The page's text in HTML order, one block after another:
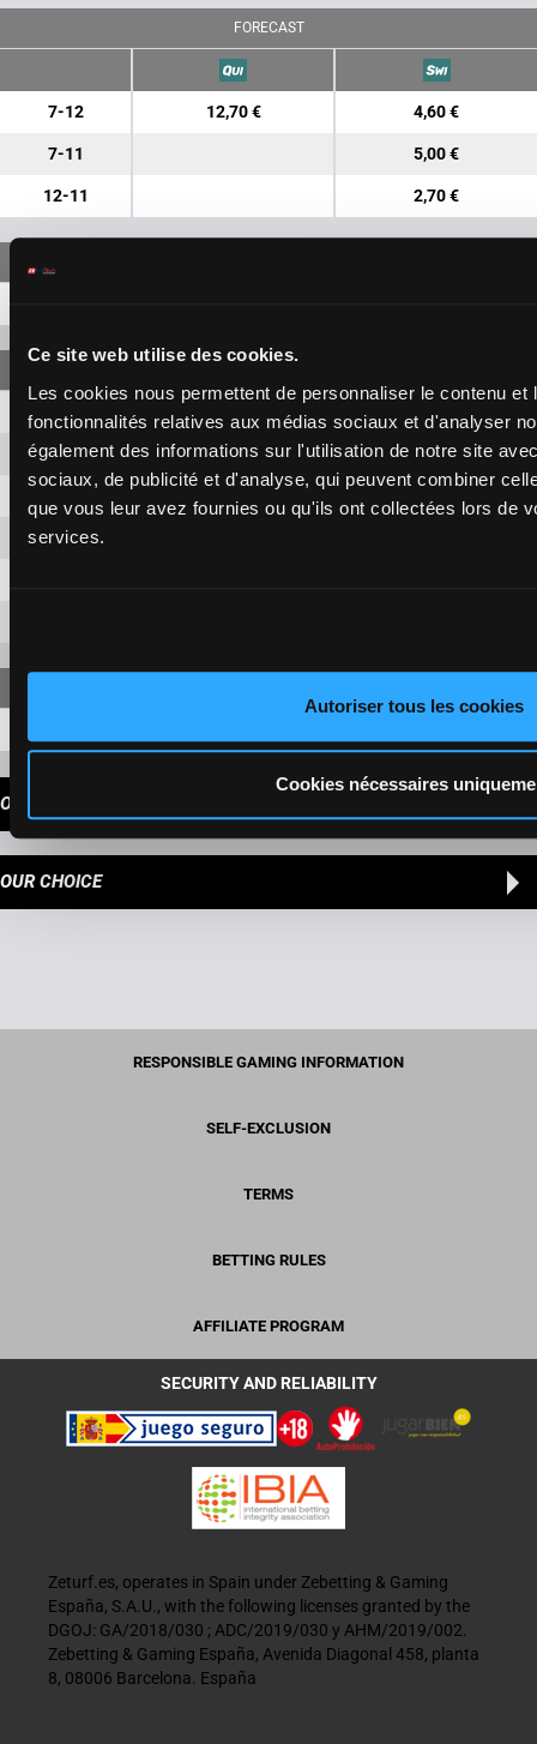
Ce site web utilise des cookies.
Les cookies nous permettent de personnaliser le contenu
fonctionnalités relatives aux médias sociaux et d'analyser
également des informations sur l'utilisation de notre site
sociaux, de publicité et d'analyse, qui peuvent combiner
que vous leur avez fournies ou qu'ils ont collectées lors de
services.
Autoriser tous les cookies
Cookies nécessaires
FORECAST
7-12 12,70 € 4,60 €
7-11 5,00 €
12-11 2,70 €
7-12
7-11 1,90 €
1,90 €
12-11
OUR TIPS
OUR CHOICE
RESPONSIBLE GAMING INFORMATION
SELF-EXCLUSION
TERMS
BETTING RULES
AFFILIATE PROGRAM
SECURITY AND RELIABILITY
Zeturf.es, operates in Spain under Zebetting & Gaming
España, S.A.U., with the following licenses granted by the
DGOJ: GA/2018/030 ; ADC/2019/030 y AHM/2019/002.
Zebetting & Gaming España, Avenida Diagonal 458, planta
8, 08006 Barcelona. España